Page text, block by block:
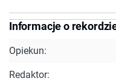
Informacje o
Opiekun:
Redaktor: